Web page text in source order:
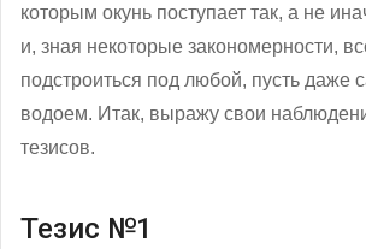
которым окунь поступает так, а не
и, зная некоторые закономерности,
подстроиться под любой, пусть даже
водоем. Итак, выражу свои
тезисов.
Тезис №1